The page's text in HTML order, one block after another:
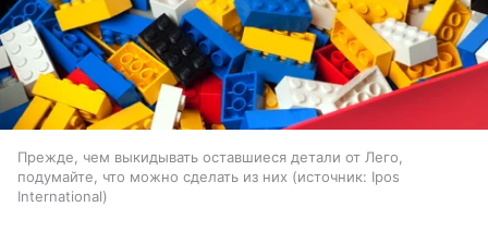
Прежде, чем выкидывать оставшиеся детали от Лего,
подумайте, что можно сделать из них
источник: Ipos
International